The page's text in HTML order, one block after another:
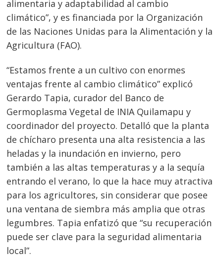
alimentaria y adaptabilidad al cambio
climático”, y es financiada por la Organización
de las Naciones Unidas para la Alimentación y la
Agricultura (FAO).
“Estamos frente a un cultivo con enormes
ventajas frente al cambio climático” explicó
Gerardo Tapia, curador del Banco de
Germoplasma Vegetal de INIA Quilamapu y
coordinador del proyecto. Detalló que la planta
de chícharo presenta una alta resistencia a las
heladas y la inundación en invierno, pero
también a las altas temperaturas y a la sequía
entrando el verano, lo que la hace muy atractiva
para los agricultores, sin considerar que posee
una ventana de siembra más amplia que otras
legumbres. Tapia enfatizó que “su recuperación
puede ser clave para la seguridad alimentaria
local”.
Navegación
de
entradas